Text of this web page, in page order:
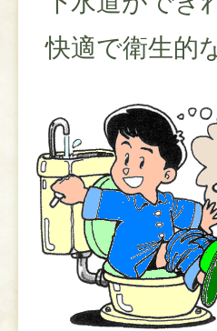
快適で衛生的